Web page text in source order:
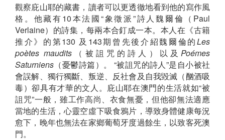
觀察庇山耶的藏書，讀者可以更透徹地看到他的寫作風
格。他藏有10本法國“象徵派”詩人魏爾倫（Paul
Verlaine）的詩集，每兩本合釘成一本。本人在《古籍
推介》的第130 及143期曾先後介紹魏爾倫的Les
poètes maudits （被詛咒的詩人）以及 Poémes
Saturniens （憂鬱詩篇）。 “被詛咒的詩人”是自小被社
會誤解、獨行獨斷、叛逆、反社會及自我毀滅（酗酒吸
毒）卻具有才華的文人。庇山耶在澳門的生活就如“被
詛咒”一般，雖工作高尚、衣食無憂，但他卻無法適應
當地的生活，心靈空虛下吸食鴉片，導致身體健康每況
愈下，晚年也無法在家鄉葡萄牙度過餘生，以致客死澳
門。